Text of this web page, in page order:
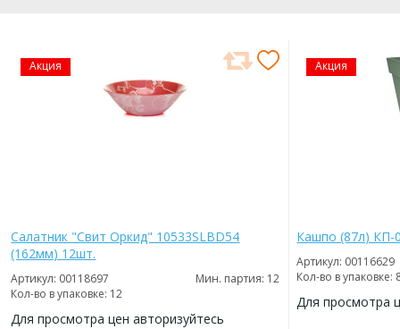
Акция
Салатник "Свит Оркид" 10533SLBD54
(162мм) 12шт.
Артикул: 00118697
Мин. партия: 12
Кол-во в упаковке: 12
Для просмотра цен авторизуйтесь
Акция
Кашпо (87л) КП-
Артикул: 00116629
Кол-во в упаковке:
Для просмотра